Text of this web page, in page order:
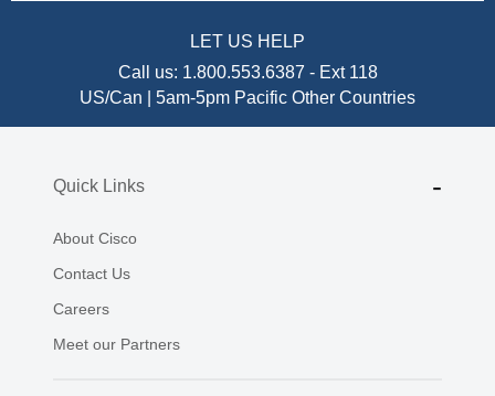
LET US HELP
Call us: 1.800.553.6387 - Ext 118
US/Can | 5am-5pm Pacific Other Countries